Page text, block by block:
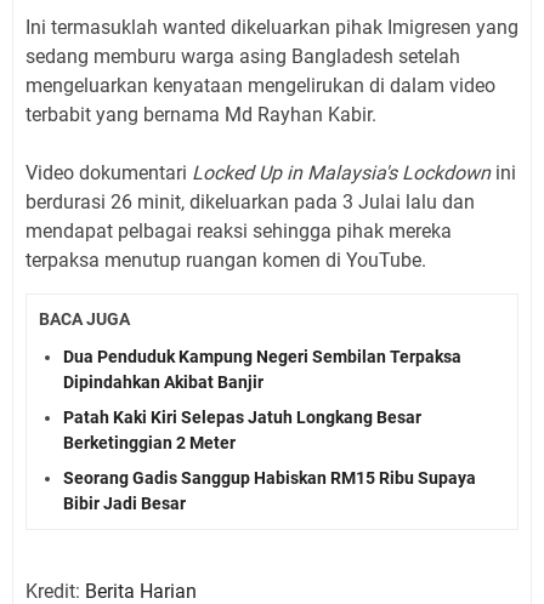
Ini termasuklah wanted dikeluarkan pihak Imigresen yang
sedang memburu warga asing Bangladesh setelah
mengeluarkan kenyataan mengelirukan di dalam video
terbabit yang bernama Md Rayhan Kabir.
Video dokumentari Locked Up in Malaysia's Lockdownini
berdurasi 26 minit, dikeluarkan pada 3 Julai lalu dan
mendapat pelbagai reaksi sehingga pihak mereka
terpaksa menutup ruangan komen di YouTube.
BACA JUGA
Dua Penduduk Kampung Negeri Sembilan Terpaksa
Dipindahkan Akibat Banjir
Patah Kaki Kiri Selepas Jatuh Longkang Besar
Berketinggian 2 Meter
Seorang Gadis Sanggup Habiskan RM15 Ribu Supaya
Bibir Jadi Besar
Kredit: Berita Harian